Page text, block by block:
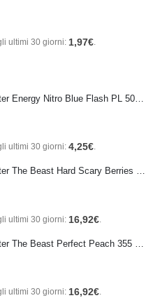
ultimi 30 giorni: 1,97€.
ultimi 30 giorni: 4,25€.
PRE-ORDER Monster The Beast Hard Scary Berries 355 ml IN ARRIVO ENTRO IL 21 SETTEMBRE
ultimi 30 giorni: 16,92€.
ultimi 30 giorni: 16,92€.